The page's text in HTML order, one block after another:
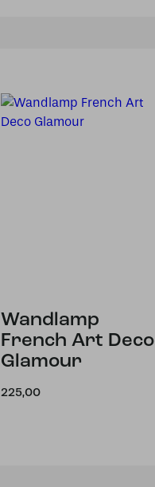
Wandlamp
French Art Deco
Glamour
225,00